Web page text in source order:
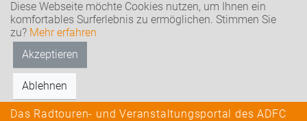
Diese Webseite möchte Cookies nutzen, um Ihnen ein
komfortables Surferlebnis zu ermöglichen. Stimmen Sie
zu? Mehr erfahren
Akzeptieren
Ablehnen
Das Radtouren- und Veranstaltungsportal des ADFC